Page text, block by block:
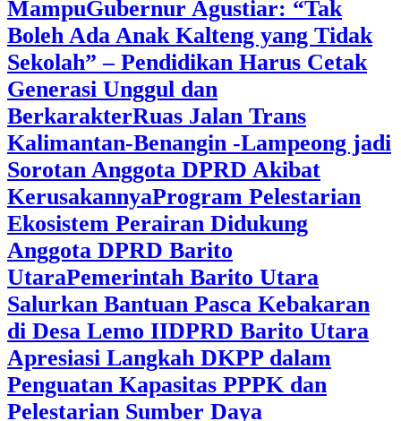
Mampu‎Gubernur Agustiar: “Tak
Boleh Ada Anak Kalteng yang Tidak
Sekolah” – Pendidikan Harus Cetak
Generasi Unggul dan
BerkarakterRuas Jalan Trans
Kalimantan-Benangin -Lampeong jadi
Sorotan Anggota DPRD Akibat
KerusakannyaProgram Pelestarian
Ekosistem Perairan Didukung
Anggota DPRD Barito
UtaraPemerintah Barito Utara
Salurkan Bantuan Pasca Kebakaran
di Desa Lemo IIDPRD Barito Utara
Apresiasi Langkah DKPP dalam
Penguatan Kapasitas PPPK dan
Pelestarian Sumber Daya